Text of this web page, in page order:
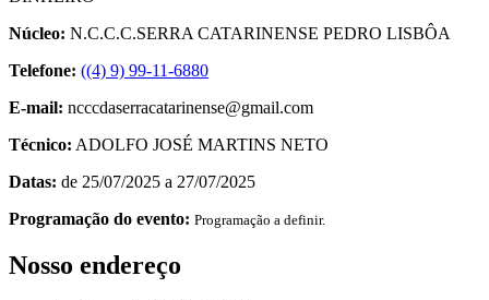
Núcleo: N.C.C.C.SERRA CATARINENSE PEDRO LISBÔA
Telefone: ((4) 9) 99-11-6880
E-mail: ncccdaserracatarinense@gmail.com
Técnico: ADOLFO JOSÉ MARTINS NETO
Datas: de 25/07/2025 a 27/07/2025
Programação do evento: Programação a definir.
Nosso endereço